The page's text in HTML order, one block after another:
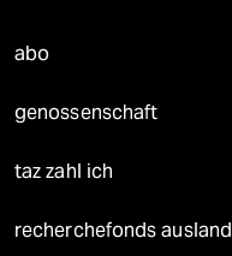
abo
genossenschaft
taz zahl ich
recherchefonds ausland